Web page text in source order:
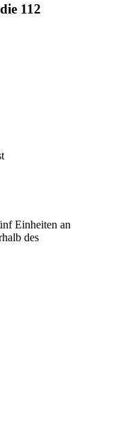
112
Einheiten an
des